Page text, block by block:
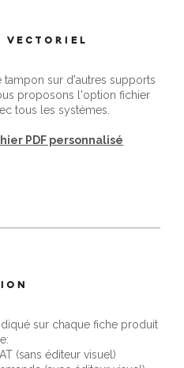
VECTORIEL
sur d'autres supports
proposons l'option fichier
tous les systèmes.
PDF personnalisé
sur chaque fiche produit
(sans éditeur visuel)